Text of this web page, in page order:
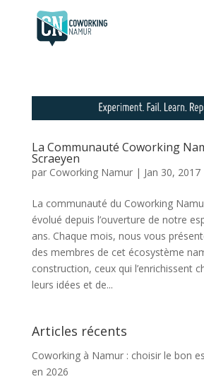
La Communauté Coworking
Scraeyen
par Coworking Namur| Jan 30, 2017
La communauté du Coworking
évolué depuis l’ouverture de notre
ans. Chaque mois, nous vous
des membres de cet écosystème
construction, ceux qui l’enrichissent
leurs idées et de...
Articles récents
Coworking à Namur : choisir le bon
en 2026